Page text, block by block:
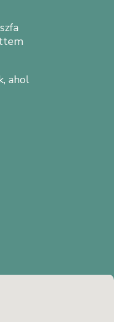
ahol